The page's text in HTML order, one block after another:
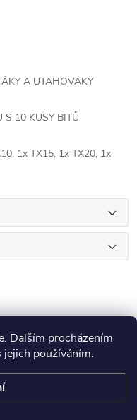
Dalším procházením
používáním.
A UTAHOVÁKY
S 10 KUSY BITŮ
1x TX15, 1x TX20, 1x